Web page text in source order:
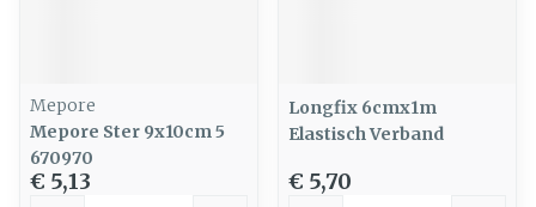
Mepore
Mepore Ster 9x10cm 5
670970
€ 5,13
Longfix 6cmx1m
Elastisch Verband
€ 5,70